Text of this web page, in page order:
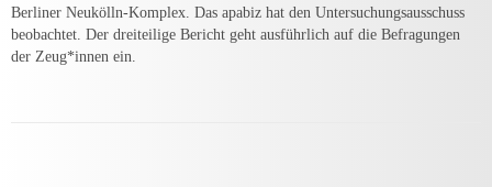
Berliner Neukölln-Komplex. Das apabiz hat den Untersuchungsausschuss
beobachtet. Der dreiteilige Bericht geht ausführlich auf die Befragungen
der Zeug*innen ein.